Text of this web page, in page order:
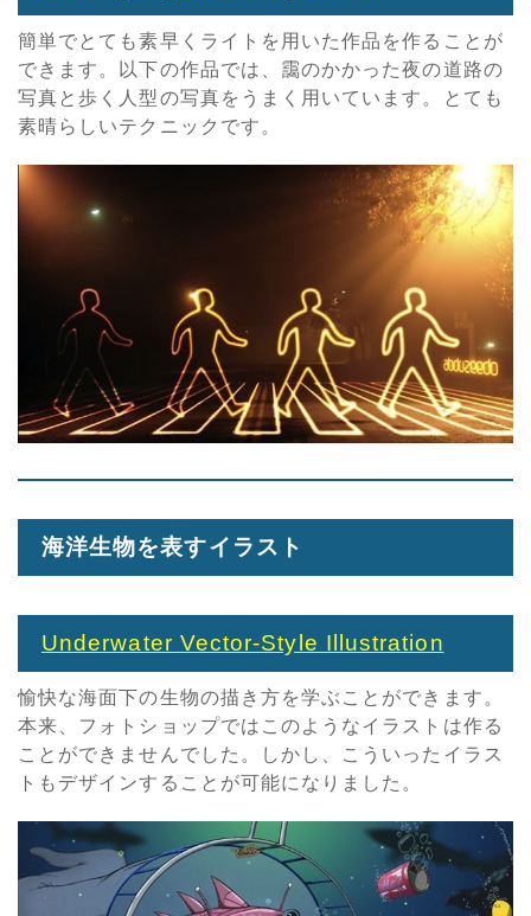
簡単でとても素早くライトを用いた作品を作ることが
できます。以下の作品では、靄のかかった夜の道路の
写真と歩く人型の写真をうまく用いています。とても
素晴らしいテクニックです。
海洋生物を表すイラスト
Underwater Vector-Style Illustration
愉快な海面下の生物の描き方を学ぶことができます。
本来、フォトショップではこのようなイラストは作る
ことができませんでした。しかし、こういったイラス
トもデザインすることが可能になりました。